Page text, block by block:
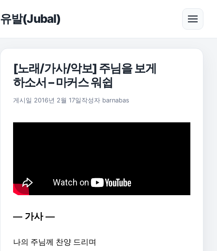
유발(Jubal) 메뉴
[노래/가사/악보] 주님을 보게
하소서 – 마커스 워쉽
게시일 2016년 2월 17일 2025년 11월 18일
작성자 barnabas
— 가사 —
나의 주님께 찬양 드리며